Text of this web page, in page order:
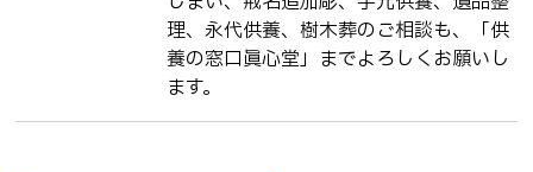
理、永代供養、樹木葬のご相談も、「供
養の窓口眞心堂」までよろしくお願いし
ます。